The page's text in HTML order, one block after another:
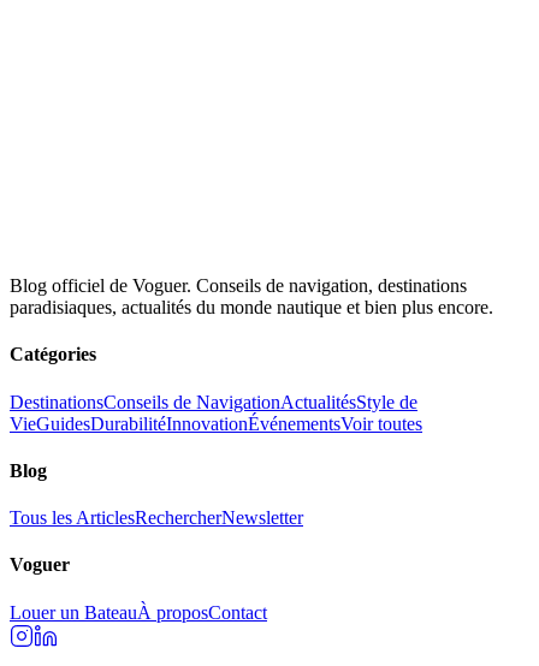
Blog officiel de Voguer. Conseils de navigation, destinations
paradisiaques, actualités du monde nautique et bien plus encore.
Catégories
DestinationsConseils de NavigationActualitésStyle de
VieGuidesDurabilitéInnovationÉvénementsVoir toutes
Blog
Tous les ArticlesRechercherNewsletter
Voguer
Louer un BateauÀ proposContact